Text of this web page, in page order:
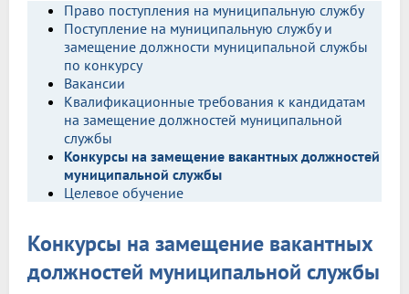
Право поступления на муниципальную службу
Поступление на муниципальную службу и
замещение должности муниципальной службы
по конкурсу
Вакансии
Квалификационные требования к кандидатам
на замещение должностей муниципальной
службы
Конкурсы на замещение вакантных должностей
муниципальной службы
Целевое обучение
Конкурсы на замещение вакантных
должностей муниципальной службы